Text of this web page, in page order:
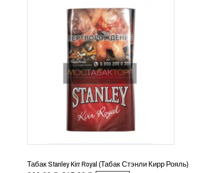
390,00 ₽.
Табак Stanley Kirr Royal (Табак Стэнли Кирр Рояль)